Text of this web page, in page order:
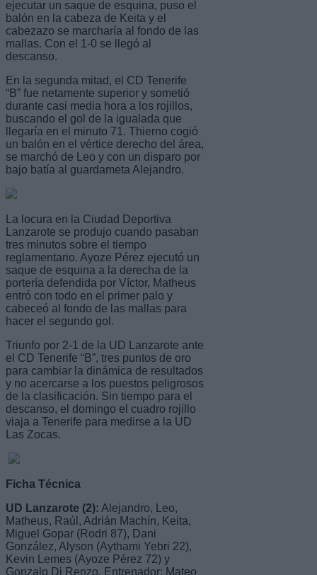
ejecutar un saque de esquina, puso el
balón en la cabeza de Keita y el
cabezazo se marcharía al fondo de las
mallas. Con el 1-0 se llegó al
descanso.
En la segunda mitad, el CD Tenerife
“B” fue netamente superior y sometió
durante casi media hora a los rojillos,
buscando el gol de la igualada que
llegaría en el minuto 71. Thierno cogió
un balón en el vértice derecho del área,
se marchó de Leo y con un disparo por
bajo batía al guardameta Alejandro.
La locura en la Ciudad Deportiva
Lanzarote se produjo cuando pasaban
tres minutos sobre el tiempo
reglamentario. Ayoze Pérez ejecutó un
saque de esquina a la derecha de la
portería defendida por Víctor, Matheus
entró con todo en el primer palo y
cabeceó al fondo de las mallas para
hacer el segundo gol.
Triunfo por 2-1 de la UD Lanzarote ante
el CD Tenerife “B”, tres puntos de oro
para cambiar la dinámica de resultados
y no acercarse a los puestos peligrosos
de la clasificación. Sin tiempo para el
descanso, el domingo el cuadro rojillo
viaja a Tenerife para medirse a la UD
Las Zocas.
Ficha Técnica
UD Lanzarote (2): Alejandro, Leo,
Matheus, Raúl, Adrián Machín, Keita,
Miguel Gopar (Rodri 87), Dani
González, Alyson (Aythami Yebri 22),
Kevin Lemes (Ayoze Pérez 72) y
Gonzalo Di Renzo. Entrenador: Mateo